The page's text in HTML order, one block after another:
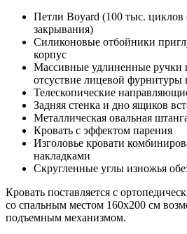
Петли Boyard (100 тыс. циклов
закрывания)
Силиконовые отбойники
корпус
Массивные удлиненные
отсуствие лицевой фурнитуры
Телескопические
Задняя стенка и дно ящиков
Металлическая овальная
Кровать с эффектом парения
Изголовье кровати
накладками
Скругленные углы изножья
Кровать поставляется с
со спальным местом 160х200 см
подъемным механизмом.